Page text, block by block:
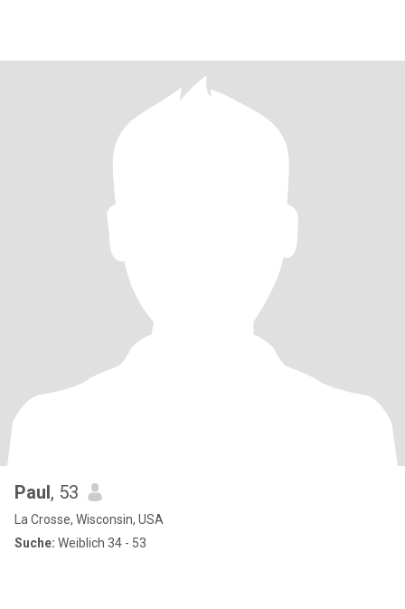
Paul, 53
La Crosse, Wisconsin, USA
Suche: Weiblich 34 - 53